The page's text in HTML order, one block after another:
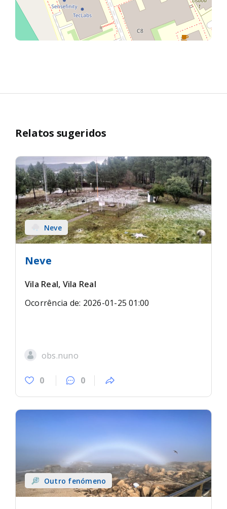
Relatos sugeridos
Neve
Neve
Vila Real, Vila Real
Ocorrência de: 2026-01-25 01:00
obs.nuno
0 0
Outro fenómeno